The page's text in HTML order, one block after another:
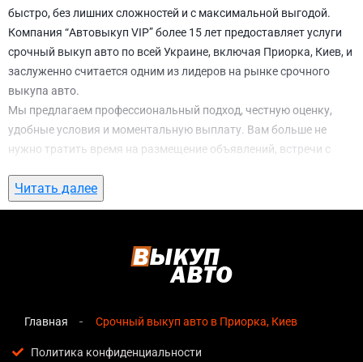
быстро, без лишних сложностей и с максимальной выгодой.
Компания “Автовыкуп VIP” более 15 лет предоставляет услуги
срочный выкуп авто по всей Украине, включая Приорка, Киев, и
заслуженно считается одним из лидеров на рынке срочного
выкупа авто.
Мы предлагаем профессиональный подход, честную оценку,
удобные условия и моментальную выплату. Вам больше не
нужно тратить время на размещение объявлений, встречи с
ожидание. С нами вы можете
Киеввсего за 1 день.
срочный выкуп авто в Приорка, Киев
озвучивается сразу после обращения, без скрытых
Прозрачные условия— все этапы сделки полностью
Читать далее
Главная Срочный выкуп авто в Приорка, Киев
Политика конфиденциальности